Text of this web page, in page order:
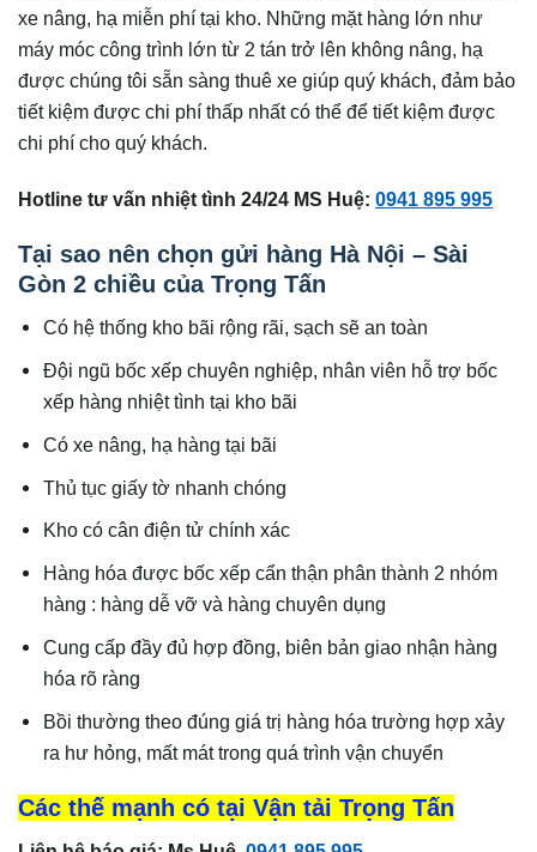
xe nâng, hạ miễn phí tại kho. Những mặt hàng lớn như
máy móc công trình lớn từ 2 tán trở lên không nâng, hạ
được chúng tôi sẵn sàng thuê xe giúp quý khách, đảm bảo
tiết kiệm được chi phí thấp nhất có thể để tiết kiệm được
chi phí cho quý khách.
Hotline tư vấn nhiệt tình 24/24 MS Huệ: 0941 895 995
Tại sao nên chọn gửi hàng Hà Nội – Sài
Gòn 2 chiều của Trọng Tấn
Có hệ thống kho bãi rộng rãi, sạch sẽ an toàn
Đội ngũ bốc xếp chuyên nghiệp, nhân viên hỗ trợ bốc
xếp hàng nhiệt tình tại kho bãi
Có xe nâng, hạ hàng tại bãi
Thủ tục giấy tờ nhanh chóng
Kho có cân điện tử chính xác
Hàng hóa được bốc xếp cẩn thận phân thành 2 nhóm
hàng : hàng dễ vỡ và hàng chuyên dụng
Cung cấp đầy đủ hợp đồng, biên bản giao nhận hàng
hóa rõ ràng
Bồi thường theo đúng giá trị hàng hóa trường hợp xảy
ra hư hỏng, mất mát trong quá trình vận chuyển
Các thế mạnh có tại Vận tải Trọng Tấn